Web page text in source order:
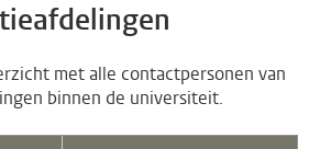
met alle contactpersonen van
binnen de universiteit.